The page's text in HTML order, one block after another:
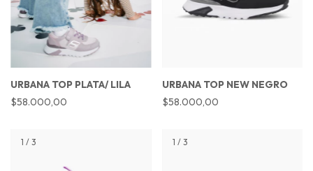
URBANA TOP PLATA/ LILA
$58.000,00
URBANA TOP NEW NEGRO
$58.000,00
1 / 3 1 / 3